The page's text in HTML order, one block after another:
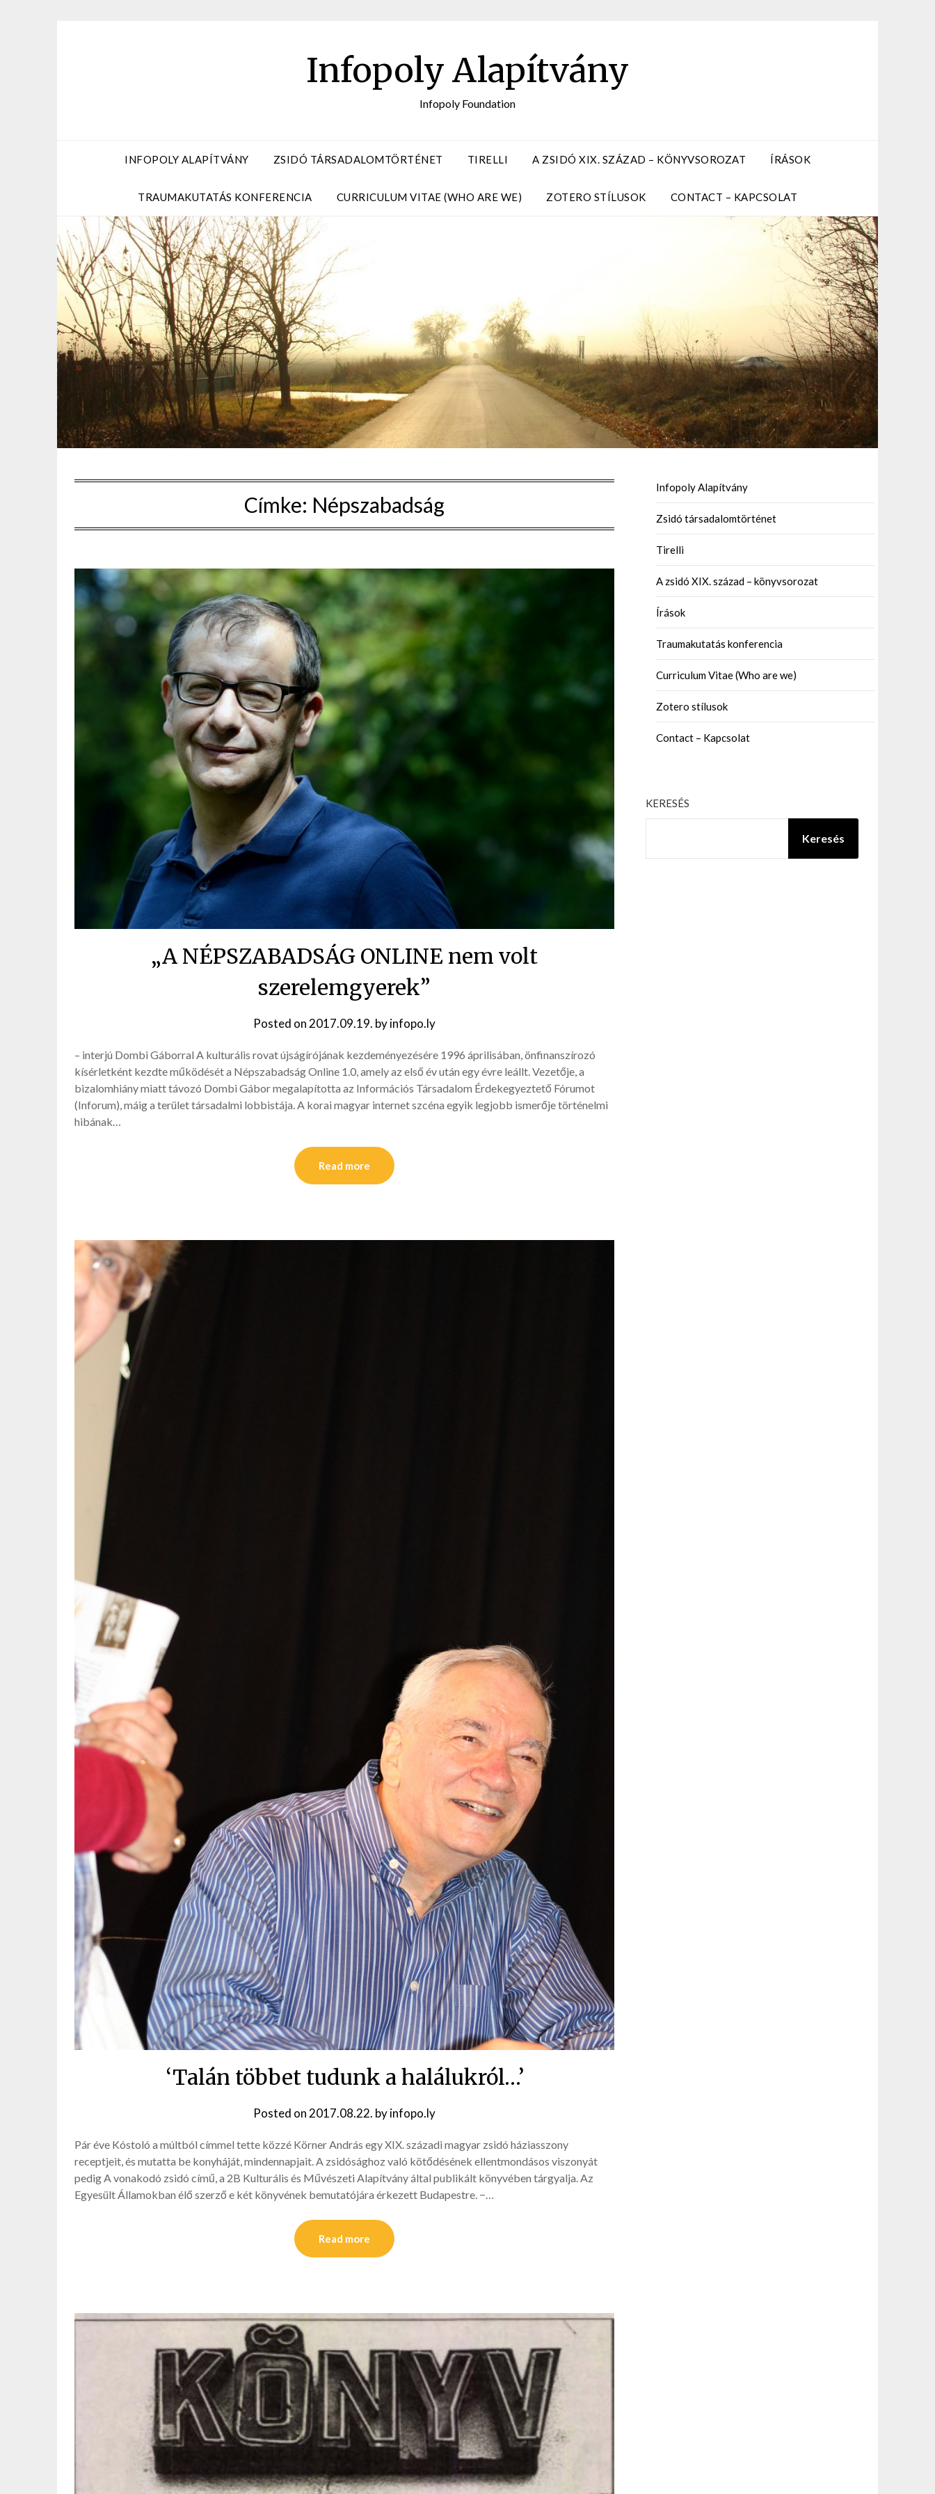
Infopoly Alapítvány
Infopoly Foundation
INFOPOLY ALAPÍTVÁNY ZSIDÓ TÁRSADALOMTÖRTÉNET TIRELLI A ZSIDÓ XIX. SZÁZAD – KÖNYVSOROZAT ÍRÁSOK
TRAUMAKUTATÁS KONFERENCIA CURRICULUM VITAE (WHO ARE WE) ZOTERO STÍLUSOK CONTACT – KAPCSOLAT
Címke: Népszabadság
„A NÉPSZABADSÁG ONLINE nem volt
szerelemgyerek”
Posted on 2017.09.19. byinfopo.ly
– interjú Dombi Gáborral A kulturális rovat újságírójának kezdeményezésére 1996 áprilisában, önfinanszírozó
kísérletként kezdte működését a Népszabadság Online 1.0, amely az első év után egy évre leállt. Vezetője, a
bizalomhiány miatt távozó Dombi Gábor megalapította az Információs Társadalom Érdekegyeztető Fórumot
(Inforum), máig a terület társadalmi lobbistája. A korai magyar internet szcéna egyik legjobb ismerője történelmi
hibának…
Read more
‘Talán többet tudunk a halálukról…’
Posted on 2017.08.22. byinfopo.ly
Pár éve Kóstoló a múltból címmel tette közzé Körner András egy XIX. századi magyar zsidó háziasszony
receptjeit, és mutatta be konyháját, mindennapjait. A zsidósághoz való kötődésének ellentmondásos viszonyát
pedig A vonakodó zsidó című, a 2B Kulturális és Művészeti Alapítvány által publikált könyvében tárgyalja. Az
Egyesült Államokban élő szerző e két könyvének bemutatójára érkezett Budapestre. −…
Read more
Infopoly Alapítvány
Zsidó társadalomtörténet
Tirelli
A zsidó XIX. század – könyvsorozat
Írások
Traumakutatás konferencia
Curriculum Vitae (Who are we)
Zotero stílusok
Contact – Kapcsolat
KERESÉS
Keresés